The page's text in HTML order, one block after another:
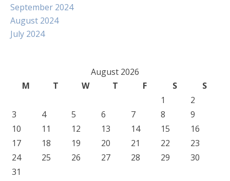
September 2024
August 2024
July 2024
August 2026
M
T W T F S
S
1
2
3
4 5 6 7 8
9
10
11 12 13 14 15
16
17
18 19 20 21 22
23
24
25 26 27 28 29
30
31